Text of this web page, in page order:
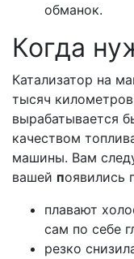
обманок.
Когда
Катализатор на
тысяч
вырабатывается
качеством
машины. Вам
вашей появились
плавают
сам по себе
резко